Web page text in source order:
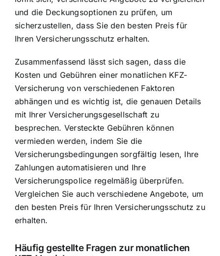
und die Deckungsoptionen zu prüfen, um
sicherzustellen, dass Sie den besten Preis für
Ihren Versicherungsschutz erhalten.
Zusammenfassend lässt sich sagen, dass die
Kosten und Gebühren einer monatlichen KFZ-
Versicherung von verschiedenen Faktoren
abhängen und es wichtig ist, die genauen Details
mit Ihrer Versicherungsgesellschaft zu
besprechen. Versteckte Gebühren können
vermieden werden, indem Sie die
Versicherungsbedingungen sorgfältig lesen, Ihre
Zahlungen automatisieren und Ihre
Versicherungspolice regelmäßig überprüfen.
Vergleichen Sie auch verschiedene Angebote, um
den besten Preis für Ihren Versicherungsschutz zu
erhalten.
Häufig gestellte Fragen zur monatlichen